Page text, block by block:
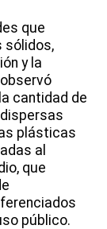
que
sólidos,
y la
cantidad de
plásticas
al
que
público.